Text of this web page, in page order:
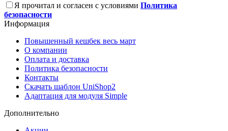
Я прочитал и согласен с условиями Политика
безопасности
Информация
Повышенный кешбек весь март
О компании
Оплата и доставка
Политика безопасности
Контакты
Скачать шаблон UniShop2
Адаптация для модуля Simple
Дополнительно